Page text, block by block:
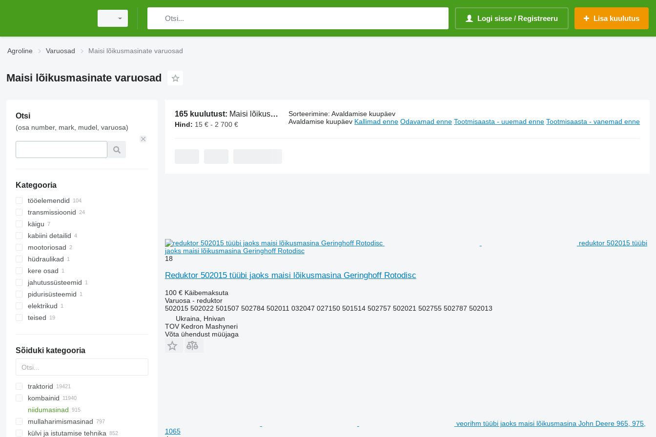
Logi sisse / Registreeru Lisa kuulutus
Agroline Varuosad Maisi lõikusmasinate varuosad
Maisi lõikusmasinate varuosad
Otsi
(osa number, mark, mudel, varuosa)
Kategooria
tööelemendid
noad
võllid
ketirattad
nukaketid
teod
peenestid
veorihmad
muud tööelemendid
transmissioonid
reduktorid
hammasvõllid
käigukast
kardaaniristid
muud ülekande varuosad
käigu
laagrid
õõtshoova puksid
rummu õlitihendid
rummud
muud vedrustuse varuosad
kabiini detailid
vooderdus
mootoriosad
kolvirõngad
väntvõlli hammasrattad
hüdraulikad
hüdrosilindrid
kere osad
raamid
jahutussüsteemid
ahjulõõrid
pidurisüsteemid
muud pidurisüsteemi osad
elektrikud
muud elektrisüsteemi osad
teised
Sõiduki kategooria
traktorid
minitraktorid
ratastraktorid
roomiktraktorid
kombainid
puuvillakombainid
suhkrupeedikombainid
teraviljakombainid
niidumasinad
maisi lõikusmasinad
päevalille koristamise seadmed
mullaharimismasinad
äkked
külvi ja istutamise tehnika
165 kuulutust: Maisi lõikusmasinate varuosad
Hind: 15 € - 2 700 €
Sorteerimine: Avaldamise kuupäev
Avaldamise kuupäev Kallimad enne Odavamad enne Tootmisaasta - uuemad enne Tootmisaasta - vanemad enne
reduktor 502015 tüübi
jaoks maisi lõikusmasina Geringhoff Rotodisc
18
Reduktor 502015 tüübi jaoks maisi lõikusmasina Geringhoff Rotodisc
100 € Käibemaksuta
Varuosa - reduktor
502015 502022 501507 502784 502011 032047 027150 501514 502757 502021 502755 502787 502013
Ukraina, Hnivan
TOV Kedron Mashyneri
Võta ühendust müüjaga
veorihm tüübi jaoks maisi lõikusmasina John Deere 965, 975,
1065